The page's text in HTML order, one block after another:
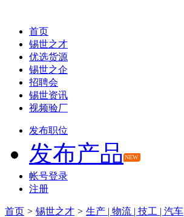
首页
锡世之才
优选货源
锡世之企
招聘会
锡世资讯
视频验厂
发布职位
发布产品 NEW
帐号登录
注册
首页 > 锡世之才 > 生产 | 物流 | 技工 | 汽车